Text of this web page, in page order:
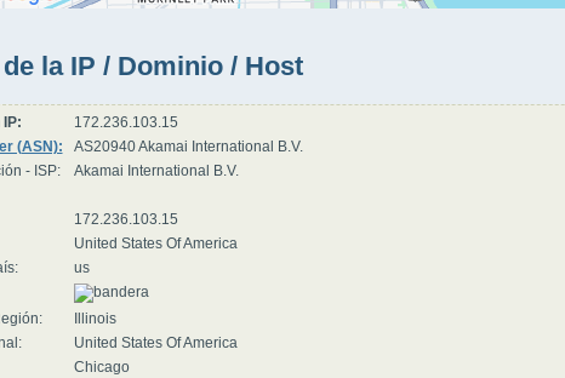
la IP / Dominio / Host
172.236.103.15
(ASN):
AS20940 Akamai International B.V.
- ISP:
Akamai International B.V.
172.236.103.15
United States Of America
us
Illinois
United States Of America
Chicago